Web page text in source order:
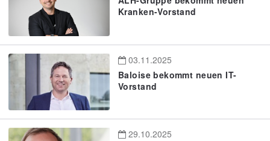
Kranken-Vorstand
03.11.2025
Baloise bekommt neuen IT-
Vorstand
29.10.2025